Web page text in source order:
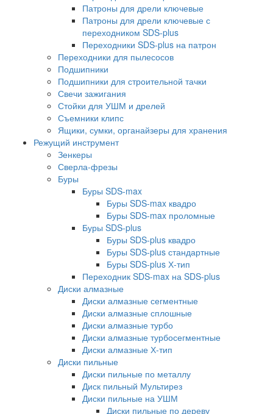
Патроны для дрели ключевые
Патроны для дрели ключевые с
переходником SDS-plus
Переходники SDS-plus на патрон
Переходники для пылесосов
Подшипники
Подшипники для строительной тачки
Свечи зажигания
Стойки для УШМ и дрелей
Съемники клипс
Ящики, сумки, органайзеры для хранения
Режущий инструмент
Зенкеры
Сверла-фрезы
Буры
Буры SDS-max
Буры SDS-max квадро
Буры SDS-max проломные
Буры SDS-plus
Буры SDS-plus квадро
Буры SDS-plus стандартные
Буры SDS-plus Х-тип
Переходник SDS-max на SDS-plus
Диски алмазные
Диски алмазные сегментные
Диски алмазные сплошные
Диски алмазные турбо
Диски алмазные турбосегментные
Диски алмазные Х-тип
Диски пильные
Диски пильные по металлу
Диск пильный Мультирез
Диски пильные на УШМ
Диски пильные по дереву